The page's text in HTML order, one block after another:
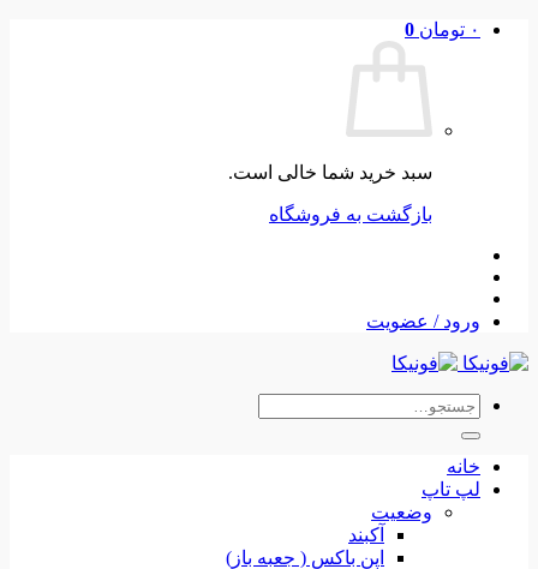
Skip
۰ تومان 0
سبد خرید شما خالی است.
بازگشت به فروشگاه
ورود / عضویت
جستجو
خانه
لپ تاپ
وضعیت
آکبند
اپن باکس ( جعبه باز)